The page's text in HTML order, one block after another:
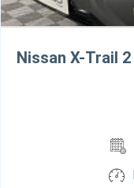
Nissan X-Trail 2